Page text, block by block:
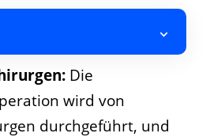
Die
wird von
durchgeführt, und